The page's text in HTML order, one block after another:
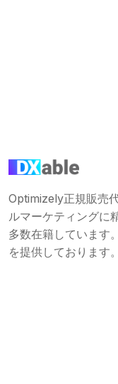
Optimizely正規販売
ルマーケティングに
多数在籍しています
を提供しております。